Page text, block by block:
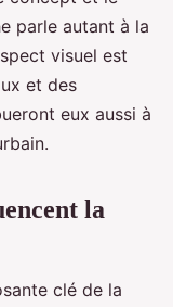
parle autant à la
visuel est
et des
eux aussi à
la
clé de la